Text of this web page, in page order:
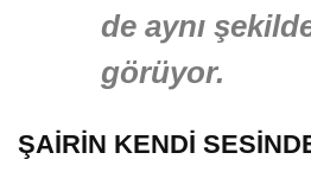
de aynı
görüyor.
ŞAİRİN KENDİ